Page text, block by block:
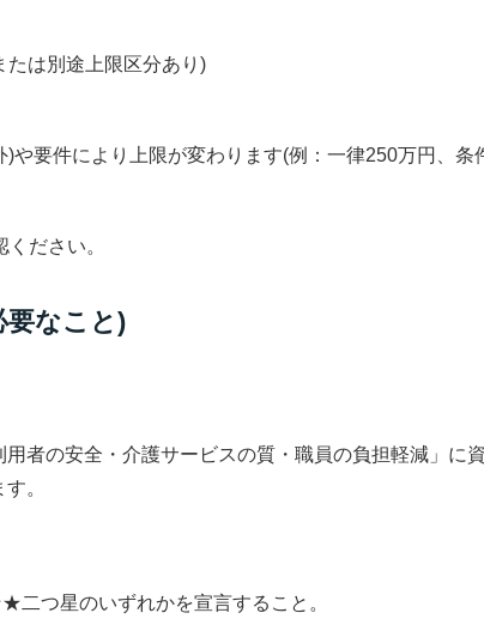
たは別途上限区分あり)
や要件により上限が変わります(例：一律250万円、条
ださい。
要なこと)
者の安全・介護サービスの質・職員の負担軽減」に
。
二つ星のいずれかを宣言すること。